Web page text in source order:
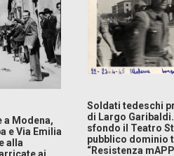
a Modena,
e Via Emilia
alla
Soldati tedeschi
di Largo
sfondo il Teatro
pubblico dominio
“Resistenza